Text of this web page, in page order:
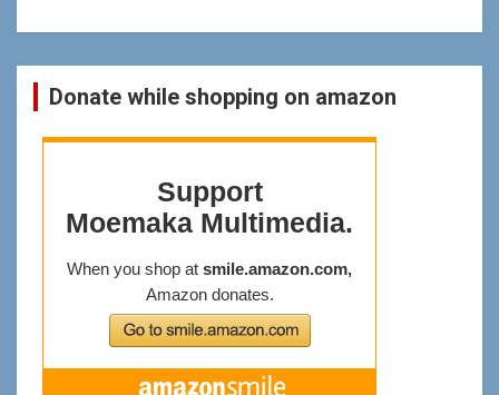
Donate while shopping on amazon